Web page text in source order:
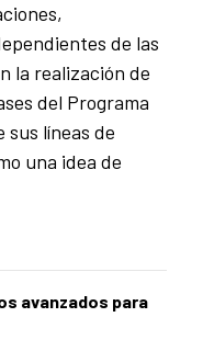
de las
la realización de
del Programa
sus líneas de
una idea de
avanzados para